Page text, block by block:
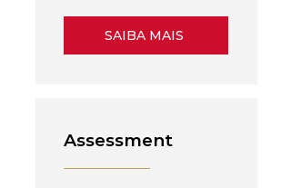
SAIBA MAIS
Assessment